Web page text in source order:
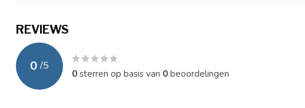
REVIEWS
0 /5
0sterren op basis van 0beoordelingen